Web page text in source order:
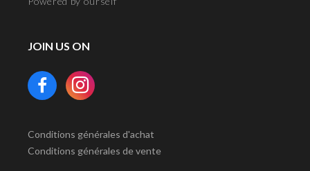
JOIN US ON
Conditions générales d'achat
Conditions générales de vente